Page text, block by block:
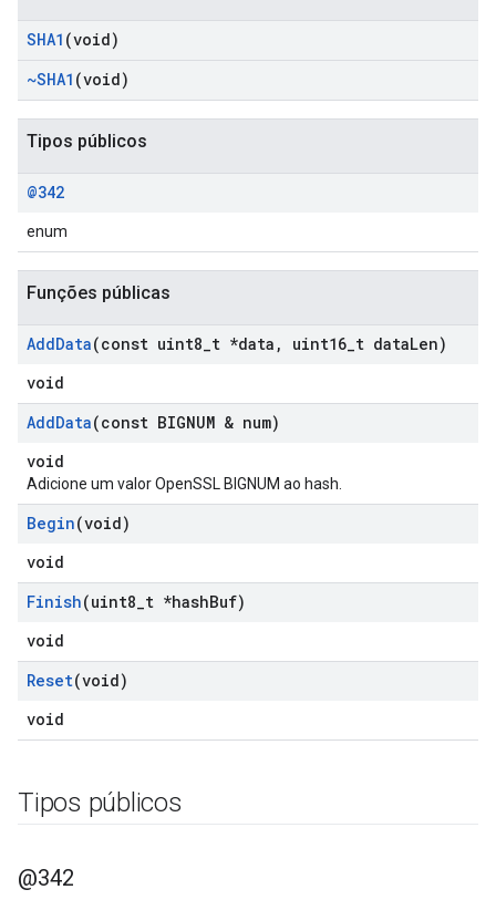
SHA1 (void)
~SHA1 (void)
Tipos públicos
@342
enum
Funções públicas
AddData(const uint8 t *data , uint16 t dataLen)
void
AddData(const BIGNUM & num)
void
Adicione um valor OpenSSL BIGNUM ao hash.
Begin(void)
void
Finish(uint8 t *hashBuf)
void
Reset(void)
void
Tipos públicos
@342